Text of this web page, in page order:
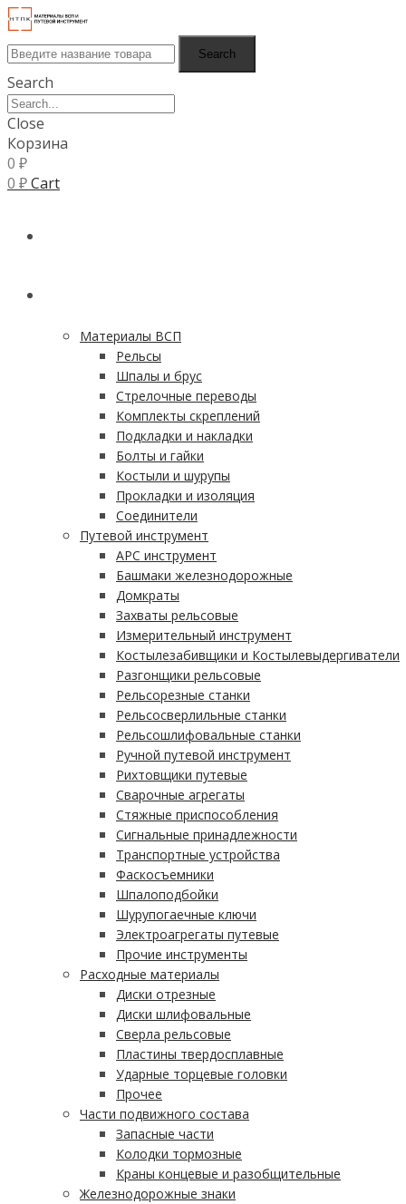
Search
Search
Close
Корзина
0 ₽
0 ₽Cart
Материалы ВСП
Рельсы
Шпалы и брус
Стрелочные переводы
Комплекты скреплений
Подкладки и накладки
Болты и гайки
Костыли и шурупы
Прокладки и изоляция
Соединители
Путевой инструмент
АРС инструмент
Башмаки железнодорожные
Домкраты
Захваты рельсовые
Измерительный инструмент
Костылезабивщики и Костылевыдергиватели
Разгонщики рельсовые
Рельсорезные станки
Рельсосверлильные станки
Рельсошлифовальные станки
Ручной путевой инструмент
Рихтовщики путевые
Сварочные агрегаты
Стяжные приспособления
Сигнальные принадлежности
Транспортные устройства
Фаскосъемники
Шпалоподбойки
Шурупогаечные ключи
Электроагрегаты путевые
Прочие инструменты
Расходные материалы
Диски отрезные
Диски шлифовальные
Сверла рельсовые
Пластины твердосплавные
Ударные торцевые головки
Прочее
Части подвижного состава
Запасные части
Колодки тормозные
Краны концевые и разобщительные
Железнодорожные знаки